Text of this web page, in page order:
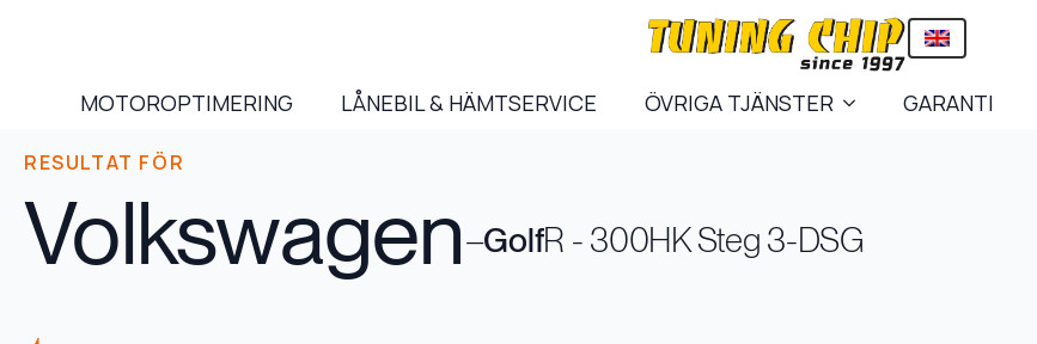
MOTOROPTIMERING LÅNEBIL & HÄMTSERVICE ÖVRIGA TJÄNSTER GARANTI
RESULTAT FÖR
Volkswagen–GolfR - 300HK Steg 3-DSG